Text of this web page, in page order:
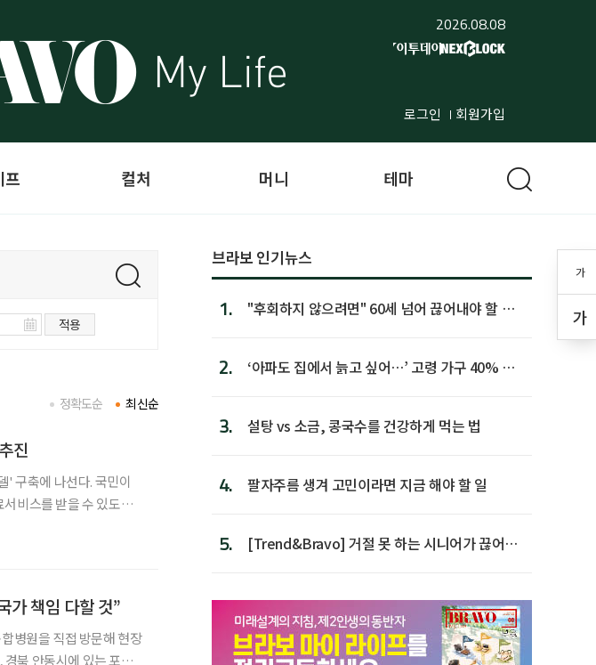
2026.08.08
로그인 회원가입
가
가
프 컬처 머니 테마
적용
최신순
정확도순
진
' 구축에 나선다. 국민이
비스를 받을 수 있도록
가 책임 다할 것”
병원을 직접 방문해 현장
브라보 인기뉴스
1.
"후회하지 않으려면" 60세 넘어 끊어내야 할 사
2.
‘아파도 집에서 늙고 싶어…’ 고령 가구 40% 노
3. 설탕 vs 소금, 콩국수를 건강하게 먹는 법
4. 팔자주름 생겨 고민이라면 지금 해야 할 일
5.
[Trend&Bravo] 거절 못 하는 시니어가 끊어야